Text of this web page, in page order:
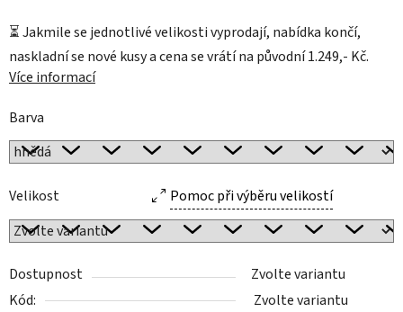
⏳ Jakmile se jednotlivé velikosti vyprodají, nabídka končí,
naskladní se nové kusy a cena se vrátí na původní 1.249,- Kč.
Více informací
Barva
Velikost Pomoc při výběru velikostí
Dostupnost
Zvolte variantu
Kód:
Zvolte variantu